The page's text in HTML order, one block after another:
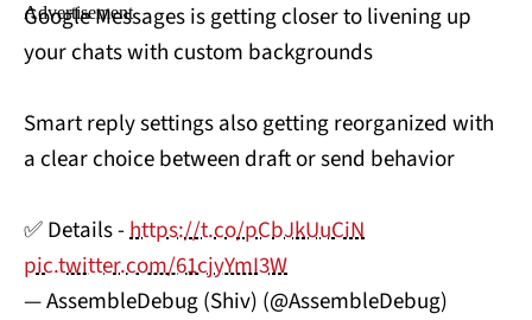
Google Messages is getting closer to livening up
your chats with custom backgrounds
Smart reply settings also getting reorganized with
a clear choice between draft or send behavior
✅ Details -https://t.co/pCbJkUuCiN
pic.twitter.com/61cjyYmI3W
— AssembleDebug (Shiv) (@AssembleDebug)